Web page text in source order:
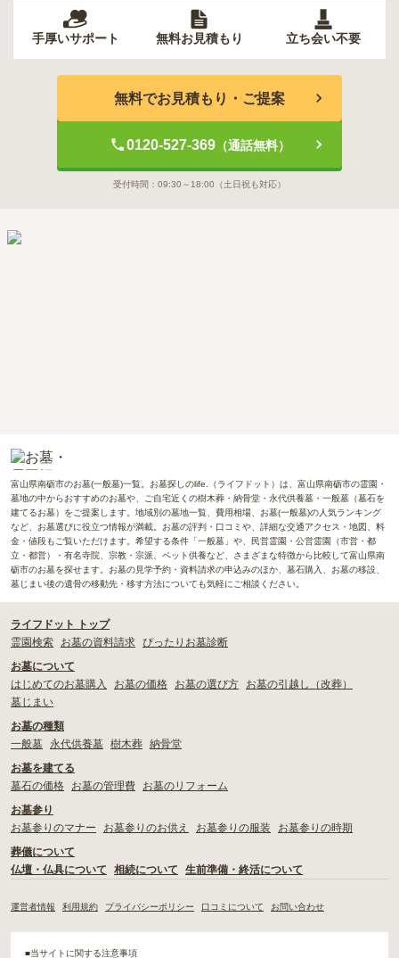
手厚いサポート 無料お見積もり 立ち会い不要
無料でお見積もり・ご提案
0120-527-369（通話無料）
受付時間： 09:30～18:00 （土日祝も対応）
富山県南砺市のお墓(一般墓)一覧。お墓探しのlife.（ライフドット）は、富山県南砺市の霊園・
墓地の中からおすすめのお墓や、ご自宅近くの樹木葬・納骨堂・永代供養墓・一般墓（墓石を
建てるお墓）をご提案します。地域別の墓地一覧、費用相場、お墓(一般墓)の人気ランキング
など、お墓選びに役立つ情報が満載。お墓の評判・口コミや、詳細な交通アクセス・地図、料
金・値段もご覧いただけます。希望する条件「一般墓」や、民営霊園・公営霊園（市営・都
立・都営）・有名寺院、宗教・宗派、ペット供養など、さまざまな特徴から比較して富山県南
砺市のお墓を探せます。お墓の見学予約・資料請求の申込みのほか、墓石購入、お墓の移設、
墓じまい後の遺骨の移動先・移す方法についても気軽にご相談ください。
ライフドット トップ
霊園検索
お墓の資料請求 ぴったりお墓診断
お墓について
はじめてのお墓購入
お墓の価格 お墓の選び方
お墓の引越し（改葬）
墓じまい
お墓の種類
一般墓
永代供養墓 樹木葬 納骨堂
お墓を建てる
墓石の価格
お墓の管理費
お墓のリフォーム
お墓参り
お墓参りのマナー
お墓参りのお供え お墓参りの服装
お墓参りの時期
葬儀について
仏壇・仏具について
相続について 生前準備・終活について
運営者情報 利用規約 プライバシーポリシー 口コミについて お問い合わせ
■当サイトに関する注意事項